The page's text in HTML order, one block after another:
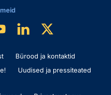
Bürood ja kontaktid
Uudised ja pressiteated